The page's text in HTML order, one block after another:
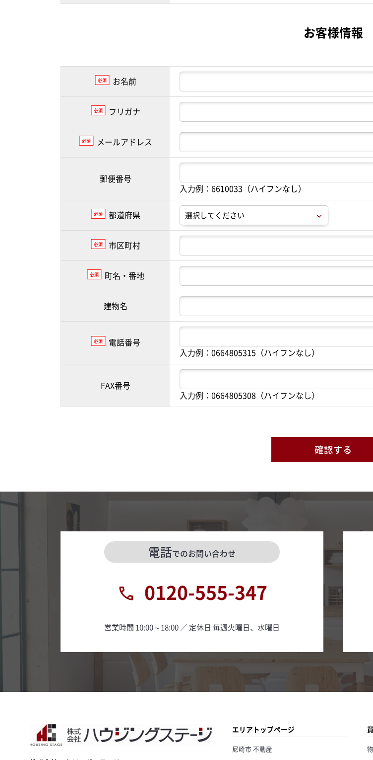
お客様情報
必須 お名前
必須 フリガナ
必須 メールアドレス
郵便番号
入力例：6610033（ハイフンなし）
必須 都道府県
必須 市区町村
必須 町名・番地
建物名
必須
電話番号
入力例：0664805315（ハイフンなし）
FAX番号
入力例：0664805308（ハイフンなし）
確認する
電話でのお問い合わせ
0120-555-347
営業時間 10:00～18:00 ／ 定休日 毎週火曜日、水曜日
エリアトップページ
尼崎市 不動産